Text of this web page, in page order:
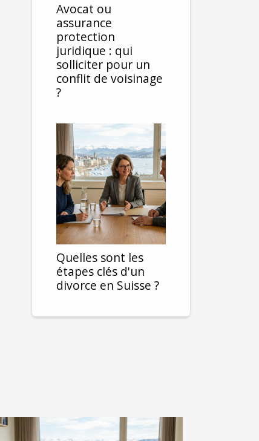
Avocat ou
assurance
protection
juridique : qui
solliciter pour un
conflit de voisinage
?
Quelles sont les
étapes clés d'un
divorce en Suisse ?